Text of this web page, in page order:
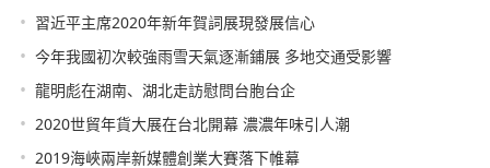
• 習近平主席2020年新年賀詞展現發展信心
• 今年我國初次較強雨雪天氣逐漸鋪展 多地交通受影響
• 龍明彪在湖南、湖北走訪慰問台胞台企
• 2020世貿年貨大展在台北開幕 濃濃年味引人潮
• 2019海峽兩岸新媒體創業大賽落下帷幕